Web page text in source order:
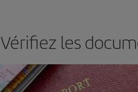
Vérifiez les